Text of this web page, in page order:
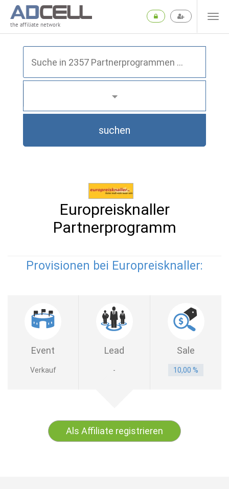
the affiliate network
suchen
Europreisknaller
Partnerprogramm
Provisionen bei Europreisknaller:
Event Lead Sale
Verkauf - 10,00 %
Als Affiliate registrieren